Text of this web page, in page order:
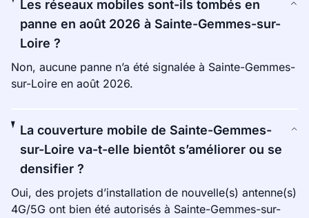
Les réseaux mobiles sont-ils tombés en
panne en août 2026 à Sainte-Gemmes-sur-
Loire ?
Non, aucune panne n’a été signalée à Sainte-Gemmes-
sur-Loire en août 2026.
La couverture mobile de Sainte-Gemmes-
sur-Loire va-t-elle bientôt s’améliorer ou se
densifier ?
Oui, des projets d’installation de nouvelle(s) antenne(s)
4G/5G ont bien été autorisés à Sainte-Gemmes-sur-